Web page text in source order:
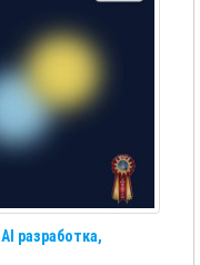
разработка,